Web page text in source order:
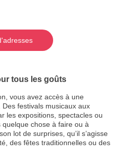
tous les goûts
vous avez accès à une
festivals musicaux aux
les expositions, spectacles ou
chose à faire ou à
lot de surprises, qu’il s’agisse
des fêtes traditionnelles ou des